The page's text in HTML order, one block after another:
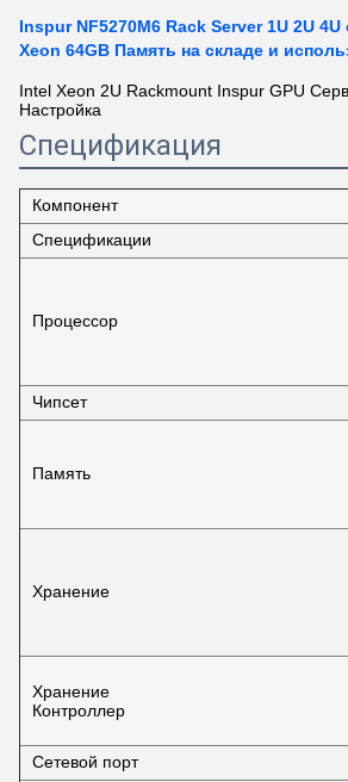
Inspur NF5270M6 Rack Server 1U 2U
Xeon 64GB Память на складе и
Intel Xeon 2U Rackmount Inspur GPU
Настройка
Спецификация
Компонент
Спецификации
Процессор
Чипсет
Память
Хранение
Хранение
Контроллер
Сетевой порт